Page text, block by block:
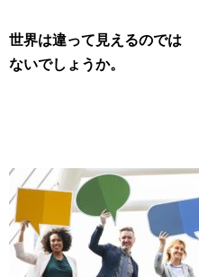
世界は違って見えるのでは
ないでしょうか。